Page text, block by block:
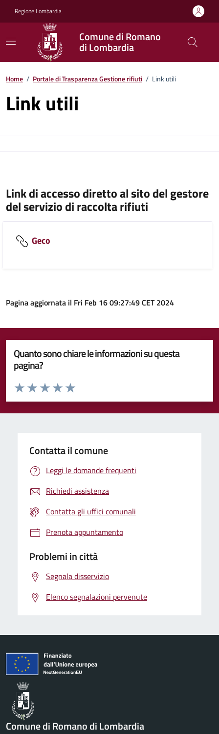
Regione Lombardia
Comune di Romano
di Lombardia
Home / Portale di Trasparenza Gestione rifiuti / Link utili
Link utili
Link di accesso diretto al sito del gestore
del servizio di raccolta rifiuti
Geco
Pagina aggiornata il Fri Feb 16 09:27:49 CET 2024
Quanto sono chiare le informazioni su questa
pagina?
Valuta da 1 a 5 stelle la pagina
Valuta 5 stelle su 5
Valuta 4 stelle su 5
Valuta 3 stelle su 5
Valuta 2 stelle su 5
Valuta 1 stelle su 5
Contatta il comune
Leggi le domande frequenti
Richiedi assistenza
Contatta gli uffici comunali
Prenota appuntamento
Problemi in città
Segnala disservizio
Elenco segnalazioni pervenute
Comune di Romano di Lombardia